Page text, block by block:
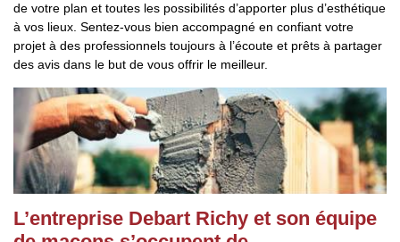
de votre plan et toutes les possibilités d’apporter plus d’esthétique
à vos lieux. Sentez-vous bien accompagné en confiant votre
projet à des professionnels toujours à l’écoute et prêts à partager
des avis dans le but de vous offrir le meilleur.
L’entreprise Debart Richy et son équipe